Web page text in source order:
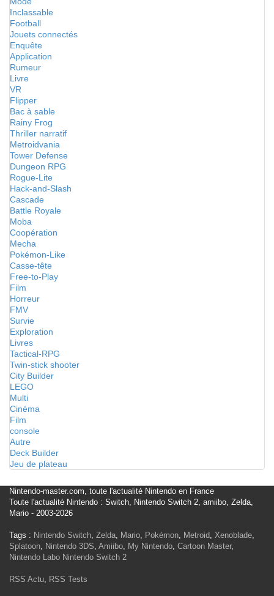
Inclassable
Football
Jouets connectés
Enquête
Application
Rumeur
Livre
VR
Flipper
Bac à sable
Rainy Frog
Thriller narratif
Metroidvania
Tower Defense
Dungeon RPG
Rogue-Lite
Hack-and-Slash
Cascade
Battle Royale
Moba
Coopération
Mecha
Pokémon-Like
Casse-tête
Free-to-Play
Film
Horreur
FMV
Survie
Exploration
Livres
Tactical-RPG
Twin-stick shooter
City Builder
LEGO
Multi
Cinéma
Film
console
Autre
Deck Builder
Jeu de plateau
Nintendo-master.com, toute l'actualité Nintendo en France
Toute l'actualité Nintendo : Switch, Nintendo Switch 2, amiibo, Zelda,
Mario - 2003-2026
Tags : Nintendo Switch, Zelda, Mario, Pokémon, Metroid, Xenoblade,
Splatoon, Nintendo 3DS, Amiibo, My Nintendo, Cartoon Master,
Nintendo Labo Nintendo Switch 2
RSS Actu, RSS Tests